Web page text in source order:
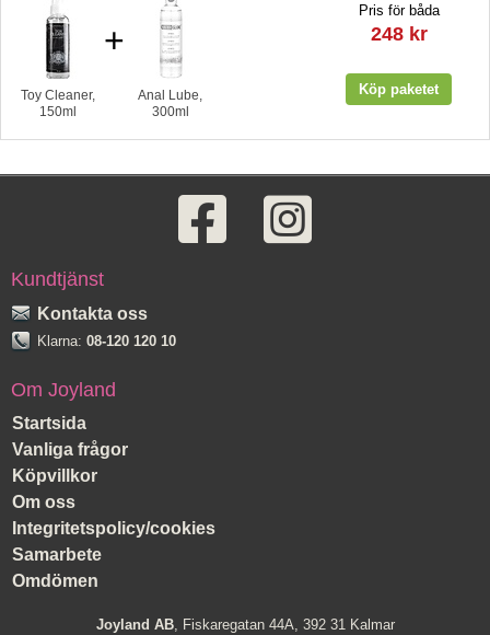
Toy Cleaner,
150ml
+
Anal Lube,
300ml
Pris för båda
248 kr
Kundtjänst
Kontakta oss
Klarna: 08-120 120 10
Om Joyland
Startsida
Vanliga frågor
Köpvillkor
Om oss
Integritetspolicy/cookies
Samarbete
Omdömen
Joyland AB, Fiskaregatan 44A, 392 31 Kalmar